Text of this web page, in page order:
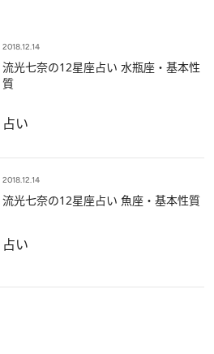
2018.12.14
流光七奈の12星座占い 水瓶座・基本性
質
占い
2018.12.14
流光七奈の12星座占い 魚座・基本性質
占い